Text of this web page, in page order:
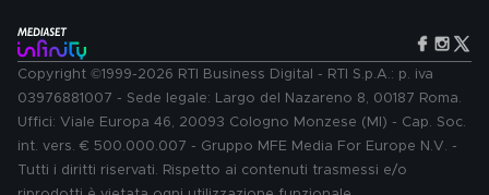
Copyright ©1999-2026 RTI Business Digital - RTI S.p.A.: p. iva
03976881007 - Sede legale: Largo del Nazareno 8, 00187 Roma.
Uffici: Viale Europa 46, 20093 Cologno Monzese (MI) - Cap. Soc.
int. vers. € 500.000.007 - Gruppo MFE Media For Europe N.V. -
Tutti i diritti riservati. Rispetto ai contenuti trasmessi e/o